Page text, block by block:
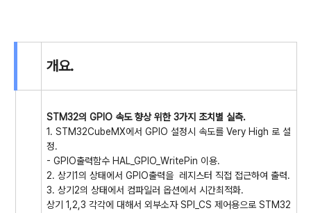
개요.
STM32의 GPIO 속도 향상 위한 3가지 조치별 실측.
1. STM32CubeMX에서 GPIO 설정시 속도를 Very High 로 설
정.
- GPIO출력함수 HAL_GPIO_WritePin 이용.
2. 상기1의 상태에서 GPIO출력을 레지스터 직접 접근하여 출력.
3. 상기2의 상태에서 컴파일러 옵션에서 시간최적화.
상기 1,2,3 각각에 대해서 외부소자 SPI_CS 제어용으로 STM32